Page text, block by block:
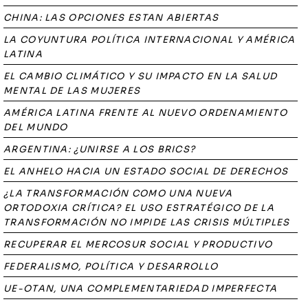
CHINA: LAS OPCIONES ESTAN ABIERTAS
LA COYUNTURA POLÍTICA INTERNACIONAL Y AMÉRICA
LATINA
EL CAMBIO CLIMÁTICO Y SU IMPACTO EN LA SALUD
MENTAL DE LAS MUJERES
AMÉRICA LATINA FRENTE AL NUEVO ORDENAMIENTO
DEL MUNDO
ARGENTINA: ¿UNIRSE A LOS BRICS?
EL ANHELO HACIA UN ESTADO SOCIAL DE DERECHOS
¿LA TRANSFORMACIÓN COMO UNA NUEVA
ORTODOXIA CRÍTICA? EL USO ESTRATÉGICO DE LA
TRANSFORMACIÓN NO IMPIDE LAS CRISIS MÚLTIPLES
RECUPERAR EL MERCOSUR SOCIAL Y PRODUCTIVO
FEDERALISMO, POLÍTICA Y DESARROLLO
UE-OTAN, UNA COMPLEMENTARIEDAD IMPERFECTA